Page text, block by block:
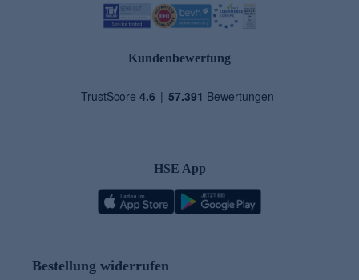
Kundenbewertung
HSE App
Bestellung widerrufen